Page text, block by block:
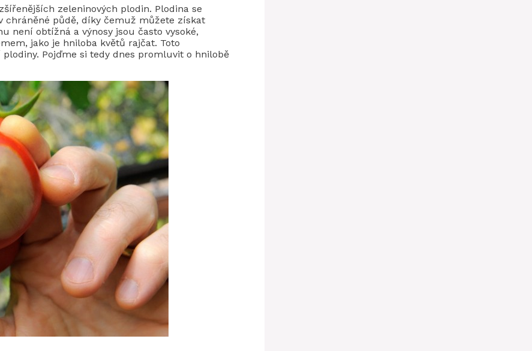
zeleninových plodin. Plodina se
chráněné půdě, díky čemuž můžete získat
není obtížná a výnosy jsou často vysoké,
jako je hniloba květů rajčat. Toto
Pojďme si tedy dnes promluvit o hnilobě